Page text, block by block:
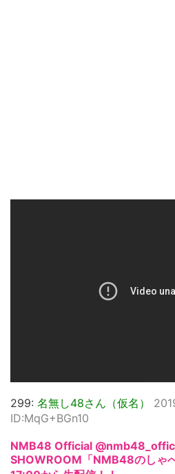
299: 名無し48さん（仮名）
ID:MqG+BGn10
NMB48 Official
SHOWROOM「NMB48のしゃ